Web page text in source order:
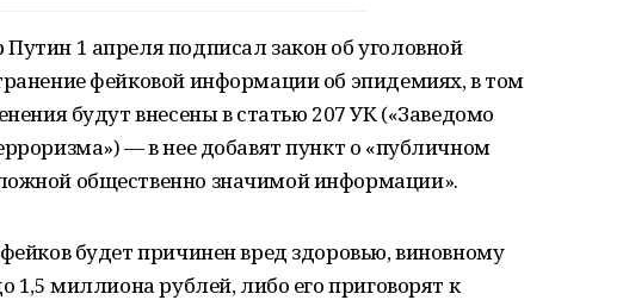
1 апреля подписал закон об уголовной
фейковой информации об эпидемиях, в том
будут внесены в статью 207 УК («Заведомо
— в нее добавят пункт о «публичном
общественно значимой информации».
будет причинен вред здоровью, виновному
1,5 миллиона рублей, либо его приговорят к